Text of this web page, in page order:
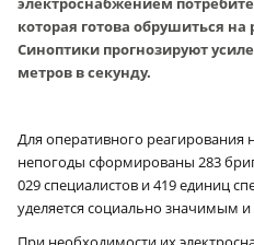
которая готова обрушиться на
Синоптики прогнозируют
метров в секунду.
Для оперативного реагирования
непогоды сформированы 283
029 специалистов и 419 единиц
уделяется социально значимым